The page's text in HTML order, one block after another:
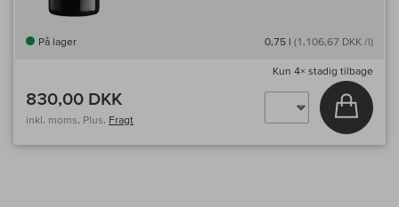
På lager 0,75 l (1.106,67 DKK /l)
Kun 4× stadig tilbage
830,00 DKK
inkl. moms, Plus. Fragt
Læg i